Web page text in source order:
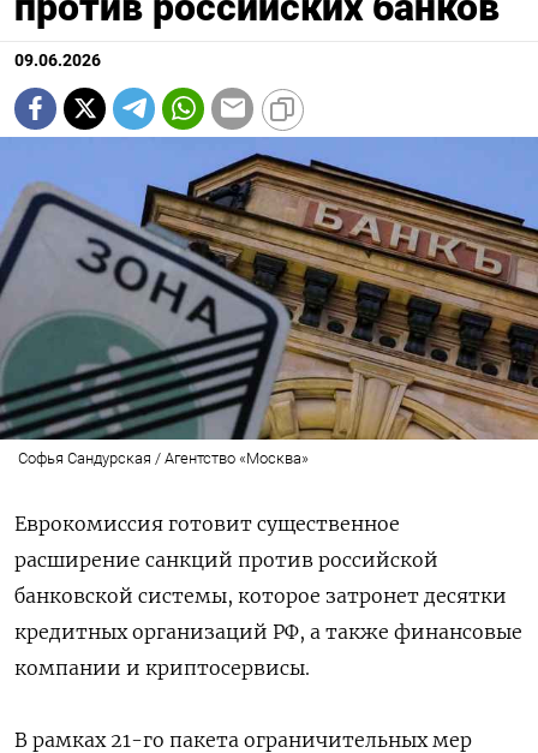
09.06.2026
Софья Сандурская / Агентство «Москва»
Еврокомиссия готовит существенное
расширение санкций против российской
банковской системы, которое затронет десятки
кредитных организаций РФ, а также финансовые
компании и криптосервисы.
В рамках 21-го пакета ограничительных мер